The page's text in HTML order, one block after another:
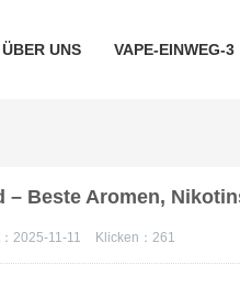
ÜBER UNS VAPE-EINWEG-3
Beste Aromen,
2025-11-11 Klicken： 261